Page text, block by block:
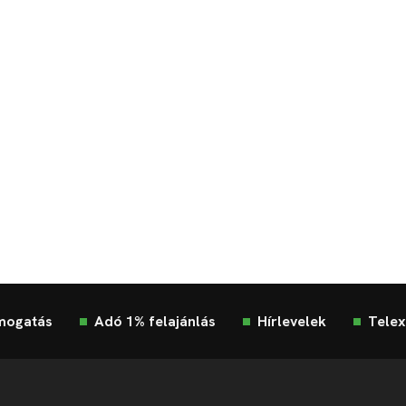
Adó 1% felajánlás Hírlevelek